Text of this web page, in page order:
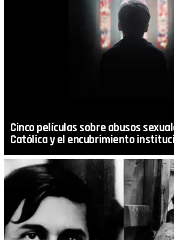
Cinco películas sobre abusos
Católica y el encubrimiento